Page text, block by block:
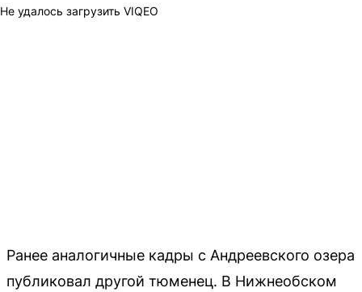
Не удалось загрузить VIQEO
Ранее аналогичные кадры с Андреевского озера
публиковал другой тюменец. В Нижнеобском